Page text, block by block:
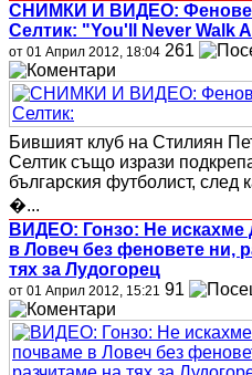
СНИМКИ И ВИДЕО:
Селтик: "You'll Never Walk
от 01 Април 2012, 18:04 261
Бившият клуб на Стилиян
Селтик също изрази
българския футболист, след
�...
ВИДЕО: Гонзо: Не искахме
в Ловеч без феновете ни,
тях за Лудогорец
от 01 Април 2012, 15:21 91